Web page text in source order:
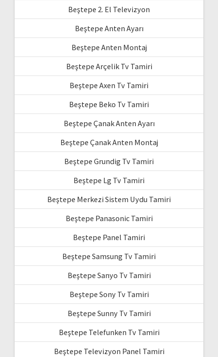
Beştepe 2. El Televizyon
Beştepe Anten Ayarı
Beştepe Anten Montaj
Beştepe Arçelik Tv Tamiri
Beştepe Axen Tv Tamiri
Beştepe Beko Tv Tamiri
Beştepe Çanak Anten Ayarı
Beştepe Çanak Anten Montaj
Beştepe Grundig Tv Tamiri
Beştepe Lg Tv Tamiri
Beştepe Merkezi Sistem Uydu Tamiri
Beştepe Panasonic Tamiri
Beştepe Panel Tamiri
Beştepe Samsung Tv Tamiri
Beştepe Sanyo Tv Tamiri
Beştepe Sony Tv Tamiri
Beştepe Sunny Tv Tamiri
Beştepe Telefunken Tv Tamiri
Beştepe Televizyon Panel Tamiri